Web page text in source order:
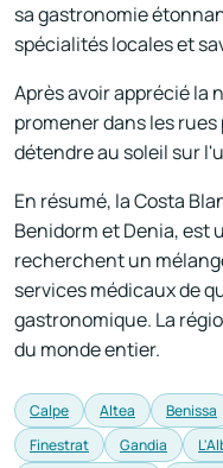
sa gastronomie
spécialités locales et
Après avoir apprécié la
promener dans les
détendre au soleil sur
En résumé, la Costa
Benidorm et Denia, est
recherchent un
services médicaux de
gastronomique. La
du monde entier.
Calpe Altea Benissa
Finestrat
Gandia